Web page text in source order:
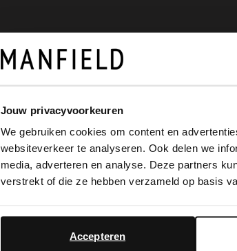
Jouw privacyvoorkeuren
We gebruiken cookies om content en
websiteverkeer te analyseren. Ook delen we
media, adverteren en analyse. Deze partners
verstrekt of die ze hebben verzameld op basis
Accepteren
Die
und eine
It looks like your